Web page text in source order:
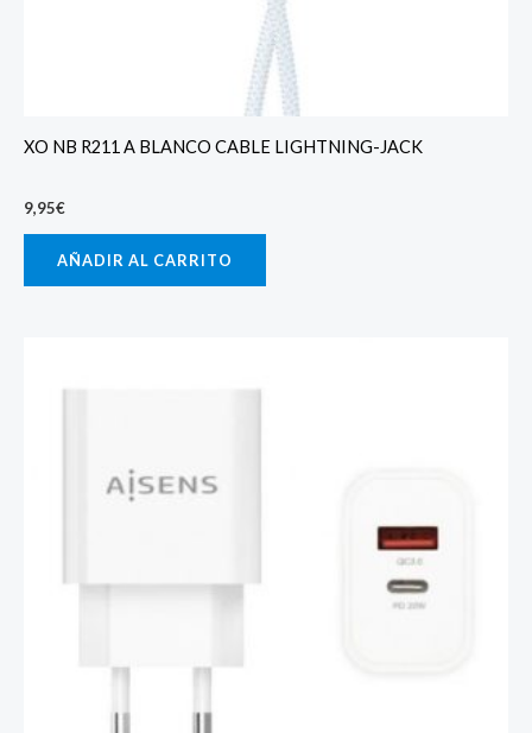
XO NB R211 A BLANCO CABLE LIGHTNING-JACK
9,95€
AÑADIR AL CARRITO